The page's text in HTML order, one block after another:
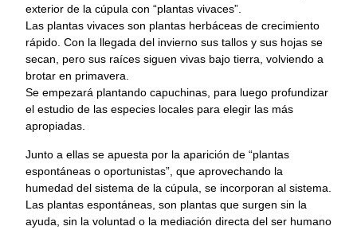
exterior de la cúpula con “plantas vivaces”.
Las plantas vivaces son plantas herbáceas de crecimiento
rápido. Con la llegada del invierno sus tallos y sus hojas se
secan, pero sus raíces siguen vivas bajo tierra, volviendo a
brotar en primavera.
Se empezará plantando capuchinas, para luego profundizar
el estudio de las especies locales para elegir las más
apropiadas.
Junto a ellas se apuesta por la aparición de “plantas
espontáneas o oportunistas”, que aprovechando la
humedad del sistema de la cúpula, se incorporan al sistema.
Las plantas espontáneas, son plantas que surgen sin la
ayuda, sin la voluntad o la mediación directa del ser humano